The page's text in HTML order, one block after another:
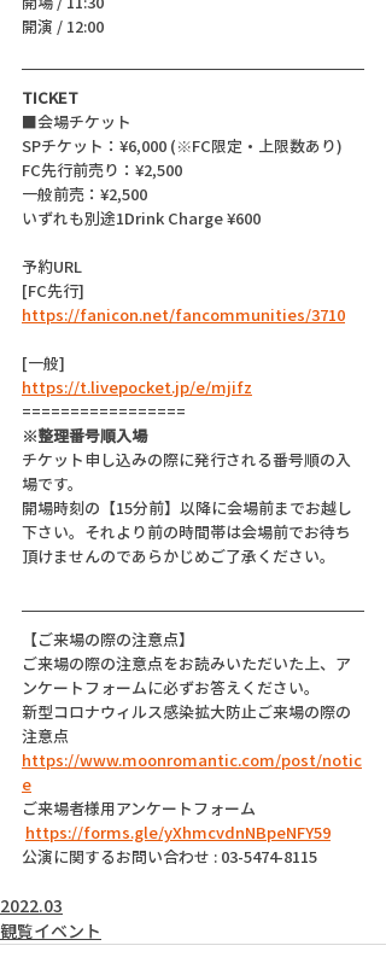
開演 / 12:00
TICKET
■会場チケット
SPチケット：¥6,000 (※FC限定・上限数あり)
FC先行前売り：¥2,500
一般前売：¥2,500
いずれも別途1Drink Charge ¥600
予約URL
[FC先行]
https://fanicon.net/fancommunities/3710
[一般]
https://t.livepocket.jp/e/mjifz
=================
※整理番号順入場
チケット申し込みの際に発行される番号順の入
場です。
開場時刻の【15分前】以降に会場前までお越し
下さい。それより前の時間帯は会場前でお待ち
頂けませんのであらかじめご了承ください。
【ご来場の際の注意点】
ご来場の際の注意点をお読みいただいた上、ア
ンケートフォームに必ずお答えください。
新型コロナウィルス感染拡大防止ご来場の際の
注意点
https://www.moonromantic.com/post/notic
e
ご来場者様用アンケートフォーム
https://forms.gle/yXhmcvdnNBpeNFY59
公演に関するお問い合わせ : 03-5474-8115
2022.03
観覧イベント